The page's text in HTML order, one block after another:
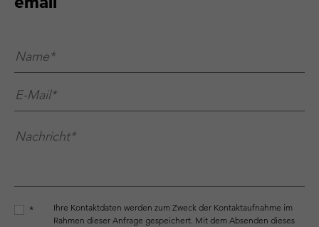
Name**
E-Mail**
Nachricht**
*
Ihre Kontaktdaten werden zum Zweck der Kontaktaufnahme im
Rahmen dieser Anfrage gespeichert. Mit dem Absenden dieses